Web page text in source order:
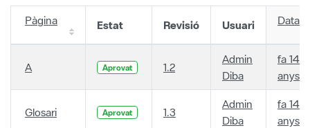
Pàgina Estat Revisió Usuari Data
A Aprovat 1.2
Admin
Diba
fa 14
anys
Glosari Aprovat 1.3
Admin
Diba
fa 14
anys